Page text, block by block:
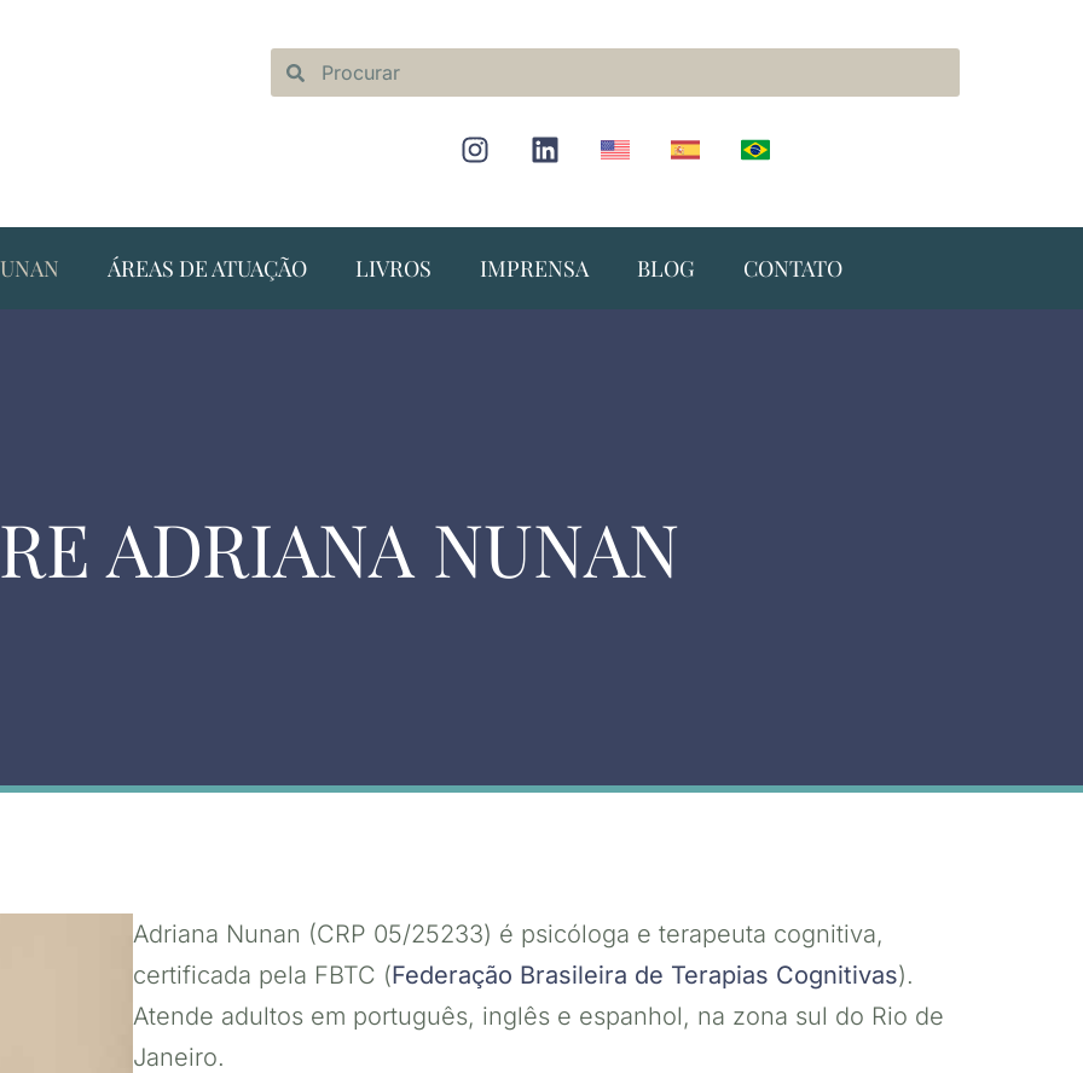
ÁREAS DE ATUAÇÃO LIVROS IMPRENSA BLOG CONTATO
ADRIANA NUNAN
Adriana Nunan (CRP 05/25233) é psicóloga e terapeuta cognitiva,
certificada pela FBTC (Federação Brasileira de Terapias Cognitivas).
Atende adultos em português, inglês e espanhol, na zona sul do Rio de
Janeiro.